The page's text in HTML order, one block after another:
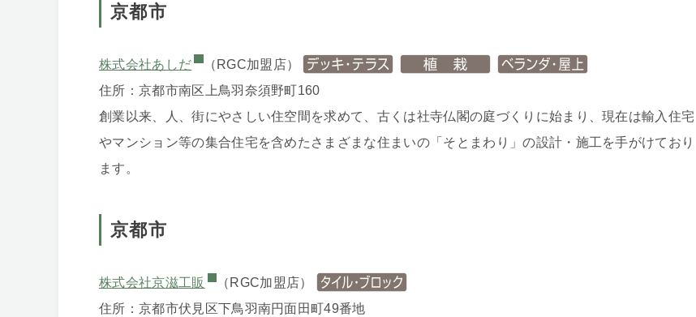
京都市
株式会社あしだ
（RGC加盟店）
住所：京都市南区上鳥羽奈須野町160
創業以来、人、街にやさしい住空間を求めて、古くは社寺仏閣の庭づくりに始まり、現在は輸入住宅
やマンション等の集合住宅を含めたさまざまな住まいの「そとまわり」の設計・施工を手がけており
ます。
京都市
株式会社京滋工販
（RGC加盟店）
住所：京都市伏見区下鳥羽南円面田町49番地